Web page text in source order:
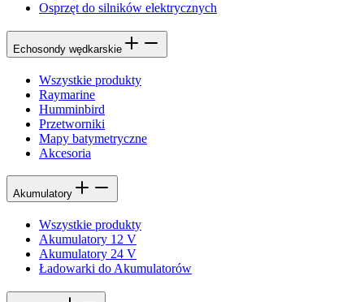
Osprzęt do silników elektrycznych
Echosondy wędkarskie
Wszystkie produkty
Raymarine
Humminbird
Przetworniki
Mapy batymetryczne
Akcesoria
Akumulatory
Wszystkie produkty
Akumulatory 12 V
Akumulatory 24 V
Ładowarki do Akumulatorów